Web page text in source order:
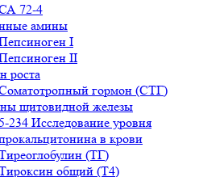
72-4
амины
I
II
роста
гормон (СТГ)
щитовидной железы
5-234 Исследование уровня
в крови
(ТГ)
общий (Т4)